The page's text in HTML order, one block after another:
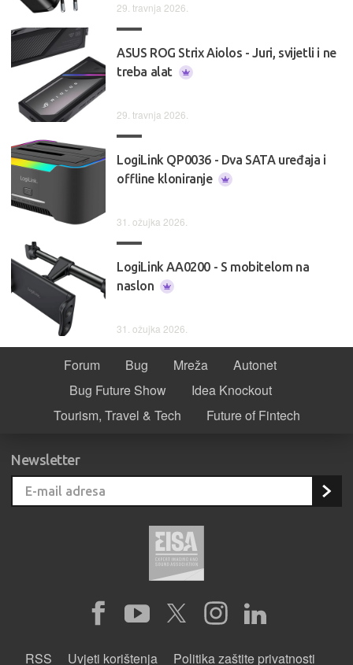
29. travnja 2026.
ASUS ROG Strix Aiolos - Juri, svijetli i ne
treba alat
29. travnja 2026.
LogiLink QP0036 - Dva SATA uređaja i
offline kloniranje
31. ožujka 2026.
LogiLink AA0200 - S mobitelom na
naslon
31. ožujka 2026.
Forum Bug Mreža
Autonet
Bug Future Show
Idea Knockout
Tourism, Travel & Tech
Future of Fintech
Newsletter
RSS Uvjeti korištenja Politika zaštite privatnosti